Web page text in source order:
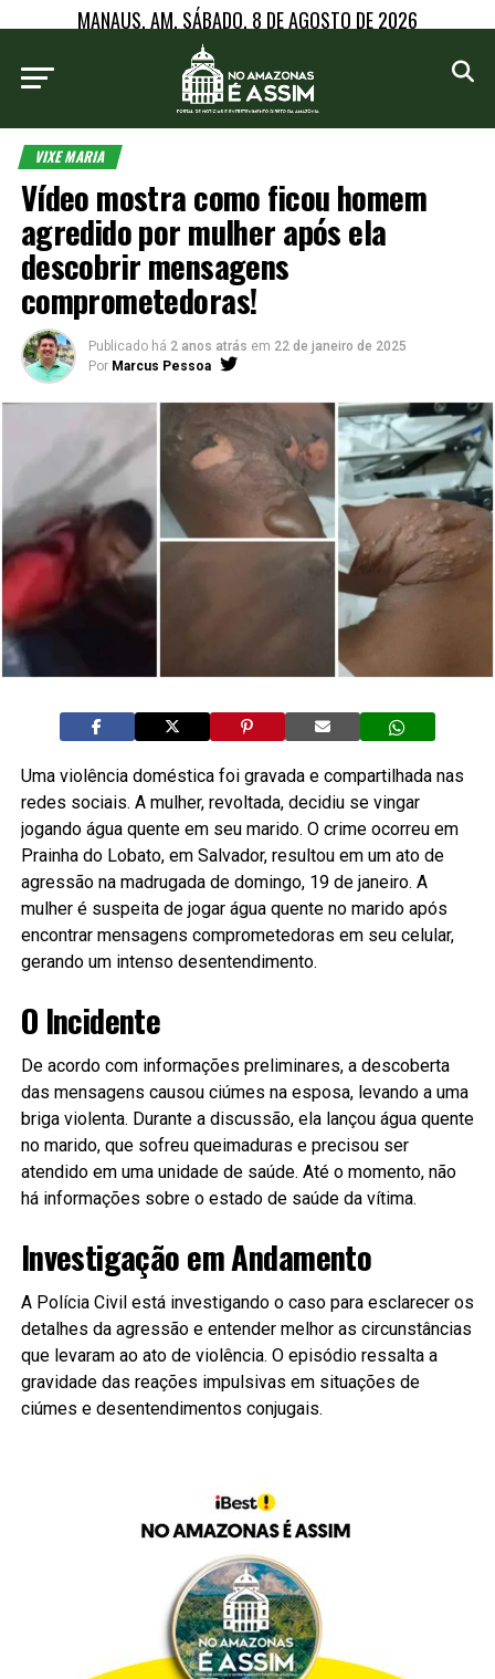
MANAUS, AM, SÁBADO, 8 DE AGOSTO DE 2026
VIXE MARIA
Vídeo mostra como ficou homem
agredido por mulher após ela
descobrir mensagens
comprometedoras!
Publicado há 2 anos atrás em 22 de janeiro de 2025
Por Marcus Pessoa
Uma violência doméstica foi gravada e compartilhada nas
redes sociais. A mulher, revoltada, decidiu se vingar
jogando água quente em seu marido. O crime ocorreu em
Prainha do Lobato, em Salvador, resultou em um ato de
agressão na madrugada de domingo, 19 de janeiro. A
mulher é suspeita de jogar água quente no marido após
encontrar mensagens comprometedoras em seu celular,
gerando um intenso desentendimento.
O Incidente
De acordo com informações preliminares, a descoberta
das mensagens causou ciúmes na esposa, levando a uma
briga violenta. Durante a discussão, ela lançou água quente
no marido, que sofreu queimaduras e precisou ser
atendido em uma unidade de saúde. Até o momento, não
há informações sobre o estado de saúde da vítima.
Investigação em Andamento
A Polícia Civil está investigando o caso para esclarecer os
detalhes da agressão e entender melhor as circunstâncias
que levaram ao ato de violência. O episódio ressalta a
gravidade das reações impulsivas em situações de
ciúmes e desentendimentos conjugais.